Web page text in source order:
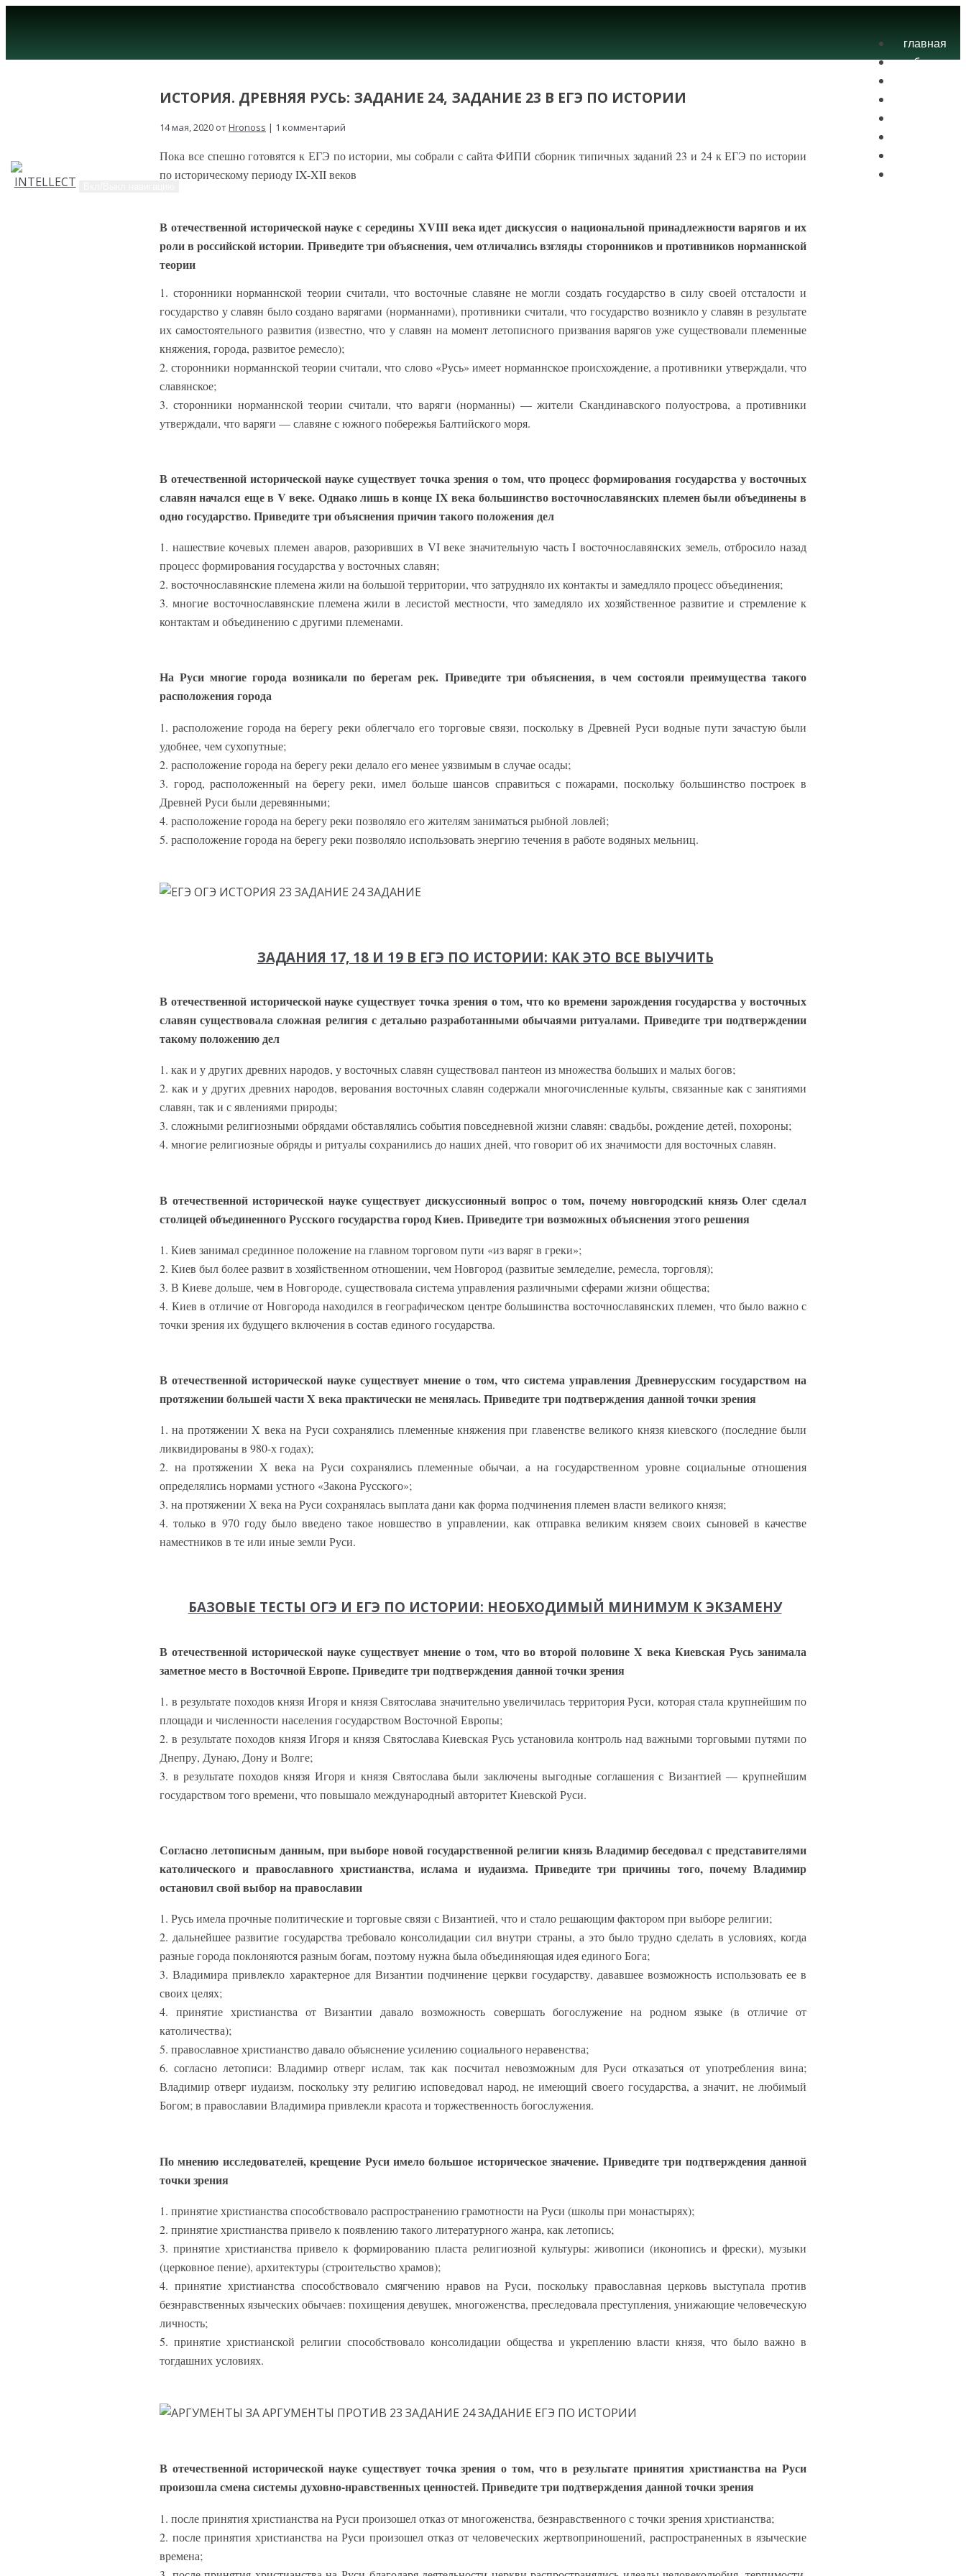
главная
блог
ИСТОРИЯ. ДРЕВНЯЯ РУСЬ: ЗАДАНИЕ 24, ЗАДАНИЕ 23 В ЕГЭ ПО ИСТОРИИ
14 мая, 2020 отHronoss | 1 комментарий
Пока все спешно готовятся к ЕГЭ по истории, мы собрали с сайта ФИПИ сборник типичных заданий 23 и 24 к ЕГЭ по истории
по историческому периоду IX-XII веков
В отечественной исторической науке с середины XVIII века идет дискуссия о национальной принадлежности варягов и их
роли в российской истории. Приведите три объяснения, чем отличались взгляды сторонников и противников норманнской
теории
1. сторонники норманнской теории считали, что восточные славяне не могли создать государство в силу своей отсталости и
государство у славян было создано варягами (норманнами), противники считали, что государство возникло у славян в результате
их самостоятельного развития (известно, что у славян на момент летописного призвания варягов уже существовали племенные
княжения, города, развитое ремесло);
2. сторонники норманнской теории считали, что слово «Русь» имеет норманнское происхождение, а противники утверждали, что
славянское;
3. сторонники норманнской теории считали, что варяги (норманны) — жители Скандинавского полуострова, а противники
утверждали, что варяги — славяне с южного побережья Балтийского моря.
В отечественной исторической науке существует точка зрения о том, что процесс формирования государства у восточных
славян начался еще в V веке. Однако лишь в конце IX века большинство восточнославянских племен были объединены в
одно государство. Приведите три объяснения причин такого положения дел
1. нашествие кочевых племен аваров, разоривших в VI веке значительную часть I восточнославянских земель, отбросило назад
процесс формирования государства у восточных славян;
2. восточнославянские племена жили на большой территории, что затрудняло их контакты и замедляло процесс объединения;
3. многие восточнославянские племена жили в лесистой местности, что замедляло их хозяйственное развитие и стремление к
контактам и объединению с другими племенами.
На Руси многие города возникали по берегам рек. Приведите три объяснения, в чем состояли преимущества такого
расположения города
1. расположение города на берегу реки облегчало его торговые связи, поскольку в Древней Руси водные пути зачастую были
удобнее, чем сухопутные;
2. расположение города на берегу реки делало его менее уязвимым в случае осады;
3. город, расположенный на берегу реки, имел больше шансов справиться с пожарами, поскольку большинство построек в
Древней Руси были деревянными;
4. расположение города на берегу реки позволяло его жителям заниматься рыбной ловлей;
5. расположение города на берегу реки позволяло использовать энергию течения в работе водяных мельниц.
ЗАДАНИЯ 17, 18 И 19 В ЕГЭ ПО ИСТОРИИ: КАК ЭТО ВСЕ ВЫУЧИТЬ
В отечественной исторической науке существует точка зрения о том, что ко времени зарождения государства у восточных
славян существовала сложная религия с детально разработанными обычаями ритуалами. Приведите три подтверждении
такому положению дел
1. как и у других древних народов, у восточных славян существовал пантеон из множества больших и малых богов;
2. как и у других древних народов, верования восточных славян содержали многочисленные культы, связанные как с занятиями
славян, так и с явлениями природы;
3. сложными религиозными обрядами обставлялись события повседневной жизни славян: свадьбы, рождение детей, похороны;
4. многие религиозные обряды и ритуалы сохранились до наших дней, что говорит об их значимости для восточных славян.
В отечественной исторической науке существует дискуссионный вопрос о том, почему новгородский князь Олег сделал
столицей объединенного Русского государства город Киев. Приведите три возможных объяснения этого решения
1. Киев занимал срединное положение на главном торговом пути «из варяг в греки»;
2. Киев был более развит в хозяйственном отношении, чем Новгород (развитые земледелие, ремесла, торговля);
3. В Киеве дольше, чем в Новгороде, существовала система управления различными сферами жизни общества;
4. Киев в отличие от Новгорода находился в географическом центре большинства восточнославянских племен, что было важно с
точки зрения их будущего включения в состав единого государства.
В отечественной исторической науке существует мнение о том, что система управления Древнерусским государством на
протяжении большей части X века практически не менялась. Приведите три подтверждения данной точки зрения
1. на протяжении X века на Руси сохранялись племенные княжения при главенстве великого князя киевского (последние были
ликвидированы в 980-х годах);
2. на протяжении X века на Руси сохранялись племенные обычаи, а на государственном уровне социальные отношения
определялись нормами устного «Закона Русского»;
3. на протяжении X века на Руси сохранялась выплата дани как форма подчинения племен власти великого князя;
4. только в 970 году было введено такое новшество в управлении, как отправка великим князем своих сыновей в качестве
наместников в те или иные земли Руси.
БАЗОВЫЕ ТЕСТЫ ОГЭ И ЕГЭ ПО ИСТОРИИ: НЕОБХОДИМЫЙ МИНИМУМ К ЭКЗАМЕНУ
В отечественной исторической науке существует мнение о том, что во второй половине X века Киевская Русь занимала
заметное место в Восточной Европе. Приведите три подтверждения данной точки зрения
1. в результате походов князя Игоря и князя Святослава значительно увеличилась территория Руси, которая стала крупнейшим по
площади и численности населения государством Восточной Европы;
2. в результате походов князя Игоря и князя Святослава Киевская Русь установила контроль над важными торговыми путями по
Днепру, Дунаю, Дону и Волге;
3. в результате походов князя Игоря и князя Святослава были заключены выгодные соглашения с Византией — крупнейшим
государством того времени, что повышало международный авторитет Киевской Руси.
Согласно летописным данным, при выборе новой государственной религии князь Владимир беседовал с представителями
католического и православного христианства, ислама и иудаизма. Приведите три причины того, почему Владимир
остановил свой выбор на православии
1. Русь имела прочные политические и торговые связи с Византией, что и стало решающим фактором при выборе религии;
2. дальнейшее развитие государства требовало консолидации сил внутри страны, а это было трудно сделать в условиях, когда
разные города поклоняются разным богам, поэтому нужна была объединяющая идея единого Бога;
3. Владимира привлекло характерное для Византии подчинение церкви государству, дававшее возможность использовать ее в
своих целях;
4. принятие христианства от Византии давало возможность совершать богослужение на родном языке (в отличие от
католичества);
5. православное христианство давало объяснение усилению социального неравенства;
6. согласно летописи: Владимир отверг ислам, так как посчитал невозможным для Руси отказаться от употребления вина;
Владимир отверг иудаизм, поскольку эту религию исповедовал народ, не имеющий своего государства, а значит, не любимый
Богом; в православии Владимира привлекли красота и торжественность богослужения.
По мнению исследователей, крещение Руси имело большое историческое значение. Приведите три подтверждения данной
точки зрения
1. принятие христианства способствовало распространению грамотности на Руси (школы при монастырях);
2. принятие христианства привело к появлению такого литературного жанра, как летопись;
3. принятие христианства привело к формированию пласта религиозной культуры: живописи (иконопись и фрески), музыки
(церковное пение), архитектуры (строительство храмов);
4. принятие христианства способствовало смягчению нравов на Руси, поскольку православная церковь выступала против
безнравственных языческих обычаев: похищения девушек, многоженства, преследовала преступления, унижающие человеческую
личность;
5. принятие христианской религии способствовало консолидации общества и укреплению власти князя, что было важно в
тогдашних условиях.
В отечественной исторической науке существует точка зрения о том, что в результате принятия христианства на Руси
произошла смена системы духовно-нравственных ценностей. Приведите три подтверждения данной точки зрения
1. после принятия христианства на Руси произошел отказ от многоженства, безнравственного с точки зрения христианства;
2. после принятия христианства на Руси произошел отказ от человеческих жертвоприношений, распространенных в языческие
времена;